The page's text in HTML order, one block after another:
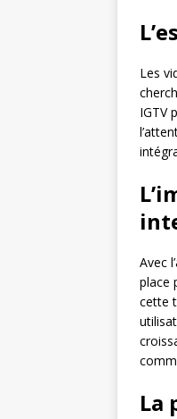
Les
IGTV
Avec
place
cette
La